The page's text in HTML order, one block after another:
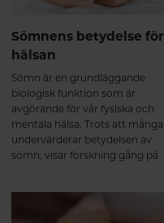
Sömnens betydelse för
hälsan
Sömn är en grundläggande
biologisk funktion som är
avgörande för vår fysiska och
mentala hälsa. Trots att många
undervärderar betydelsen av
sömn, visar forskning gång på
och regelbunden motion. I den
här artikeln går vi igenom varför